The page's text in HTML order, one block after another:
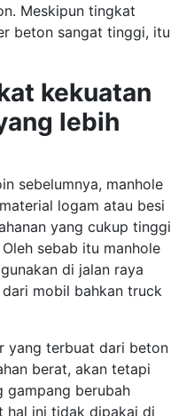
Meskipun tingkat
beton sangat tinggi, itu
kekuatan
lebih
sebelumnya, manhole
logam atau besi
yang cukup tinggi
sebab itu manhole
di jalan raya
mobil bahkan truck
yang terbuat dari beton
berat, akan tetapi
gampang berubah
hal ini tidak dipakai di